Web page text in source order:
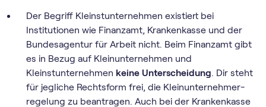
Der Begriff Kleinstunternehmen existiert bei
Institutionen wie Finanzamt, Krankenkasse und der
Bundesagentur für Arbeit nicht. Beim Finanzamt gibt
es in Bezug auf Kleinunternehmen und
Kleinstunternehmen keine Unterscheidung. Dir steht
für jegliche Rechtsform frei, die Klein­unternehmer­
regelung zu beantragen. Auch bei der Krankenkasse